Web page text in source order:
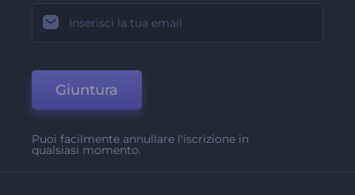
Giuntura
Puoi facilmente annullare l'iscrizione in
qualsiasi momento.